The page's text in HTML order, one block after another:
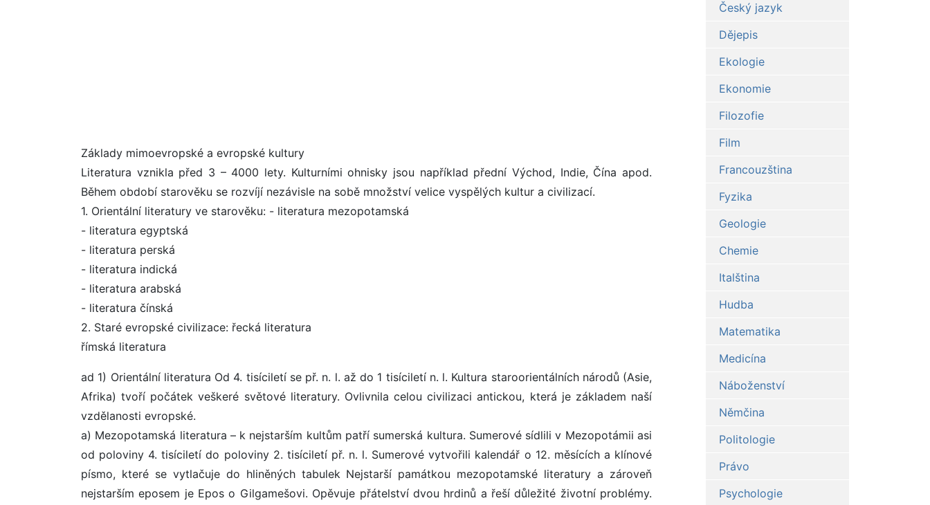
Základy mimoevropské a evropské kultury
Literatura vznikla před 3 – 4000 lety. Kulturními ohnisky jsou například přední Východ, Indie, Čína apod.
Během období starověku se rozvíjí nezávisle na sobě množství velice vyspělých kultur a civilizací.
1. Orientální literatury ve starověku: - literatura mezopotamská
- literatura egyptská
- literatura perská
- literatura indická
- literatura arabská
- literatura čínská
2. Staré evropské civilizace: řecká literatura
římská literatura
ad 1) Orientální literatura Od 4. tisíciletí se př. n. l. až do 1 tisíciletí n. l. Kultura staroorientálních národů (Asie,
Afrika) tvoří počátek veškeré světové literatury. Ovlivnila celou civilizaci antickou, která je základem naší
vzdělanosti evropské.
a) Mezopotamská literatura – k nejstarším kultům patří sumerská kultura. Sumerové sídlili v Mezopotámii asi
od poloviny 4. tisíciletí do poloviny 2. tisíciletí př. n. l. Sumerové vytvořili kalendář o 12. měsících a klínové
písmo, které se vytlačuje do hliněných tabulek Nejstarší památkou mezopotamské literatury a zároveň
nejstarším eposem je Epos o Gilgamešovi. Opěvuje přátelství dvou hrdinů a řeší důležité životní problémy.
Český jazyk
Dějepis
Ekologie
Ekonomie
Filozofie
Film
Francouzština
Fyzika
Geologie
Chemie
Italština
Hudba
Matematika
Medicína
Náboženství
Němčina
Politologie
Právo
Psychologie